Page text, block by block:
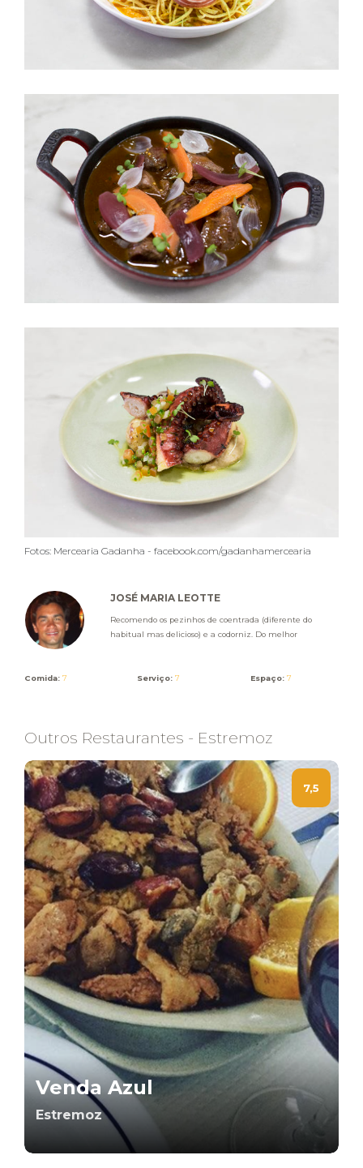
Fotos: Mercearia Gadanha - facebook.com/gadanhamercearia
JOSÉ MARIA LEOTTE
Recomendo os pezinhos de coentrada (diferente do
habitual mas delicioso) e a codorniz. Do melhor
Comida: 7 Serviço: 7 Espaço: 7
Outros Restaurantes - Estremoz
7,5
Venda Azul
Estremoz